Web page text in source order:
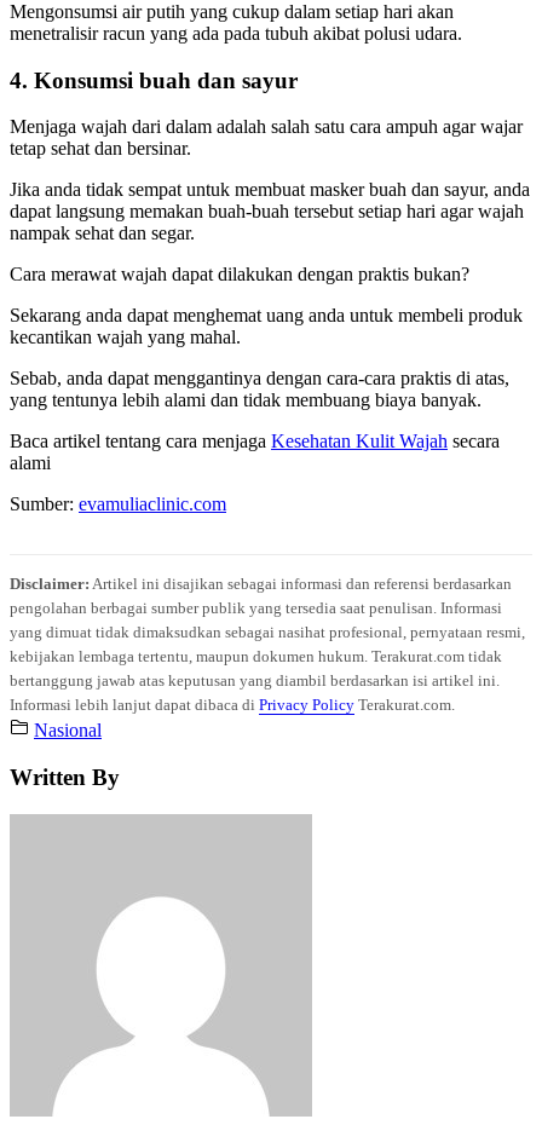
Mengonsumsi air putih yang cukup dalam setiap hari akan
menetralisir racun yang ada pada tubuh akibat polusi udara.
4. Konsumsi buah dan sayur
Menjaga wajah dari dalam adalah salah satu cara ampuh agar wajar
tetap sehat dan bersinar.
Jika anda tidak sempat untuk membuat masker buah dan sayur, anda
dapat langsung memakan buah-buah tersebut setiap hari agar wajah
nampak sehat dan segar.
Cara merawat wajah dapat dilakukan dengan praktis bukan?
Sekarang anda dapat menghemat uang anda untuk membeli produk
kecantikan wajah yang mahal.
Sebab, anda dapat menggantinya dengan cara-cara praktis di atas,
yang tentunya lebih alami dan tidak membuang biaya banyak.
Baca artikel tentang cara menjaga Kesehatan Kulit Wajah secara
alami
Sumber: evamuliaclinic.com
Disclaimer: Artikel ini disajikan sebagai informasi dan referensi berdasarkan
pengolahan berbagai sumber publik yang tersedia saat penulisan. Informasi
yang dimuat tidak dimaksudkan sebagai nasihat profesional, pernyataan resmi,
kebijakan lembaga tertentu, maupun dokumen hukum. Terakurat.com tidak
bertanggung jawab atas keputusan yang diambil berdasarkan isi artikel ini.
Informasi lebih lanjut dapat dibaca di Privacy Policy Terakurat.com.
Nasional
Written By